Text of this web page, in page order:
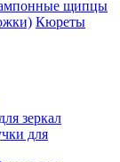
щипцы
Кюреты
зеркал
для